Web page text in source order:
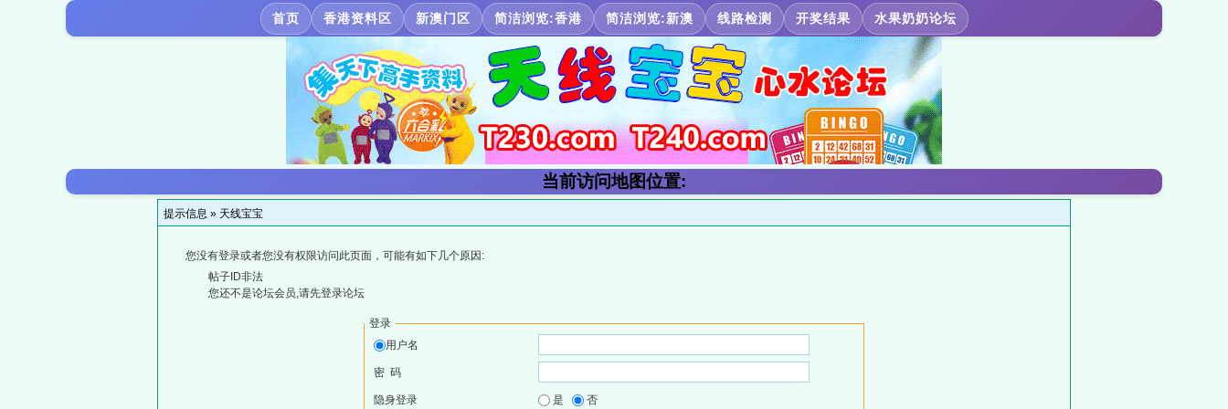
首页 香港资料区 新澳门区 简洁浏览:香港 简洁浏览:新澳 线路检测 开奖结果 水果奶奶论坛
当前访问地图位置:
提示信息 » 天线宝宝
您没有登录或者您没有权限访问此页面，可能有如下几个原因:
帖子ID非法
您还不是论坛会员,请先登录论坛
登录
用户名
密 码
隐身登录 是 否